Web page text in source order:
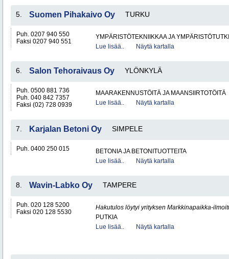
5. Suomen Pihakaivo Oy TURKU
Puh. 0207 940 550
Faksi 0207 940 551
YMPÄRISTÖTEKNIIKKAA JA
Lue lisää..
Näytä kartalla
6. Salon Tehoraivaus Oy YLÖNKYLÄ
Puh. 0500 881 736
Puh. 040 842 7357
Faksi (02) 728 0939
MAARAKENNUSTÖITÄ JA MAANSIIRTOTÖITÄ
Lue lisää..
Näytä kartalla
7. Karjalan Betoni Oy SIMPELE
Puh. 0400 250 015
BETONIA JA BETONITUOTTEITA
Lue lisää..
Näytä kartalla
8. Wavin-Labko Oy TAMPERE
Puh. 020 128 5200
Faksi 020 128 5530
Hakutulos löytyi yrityksen Markkinapaikka-
PUTKIA
Lue lisää..
Näytä kartalla